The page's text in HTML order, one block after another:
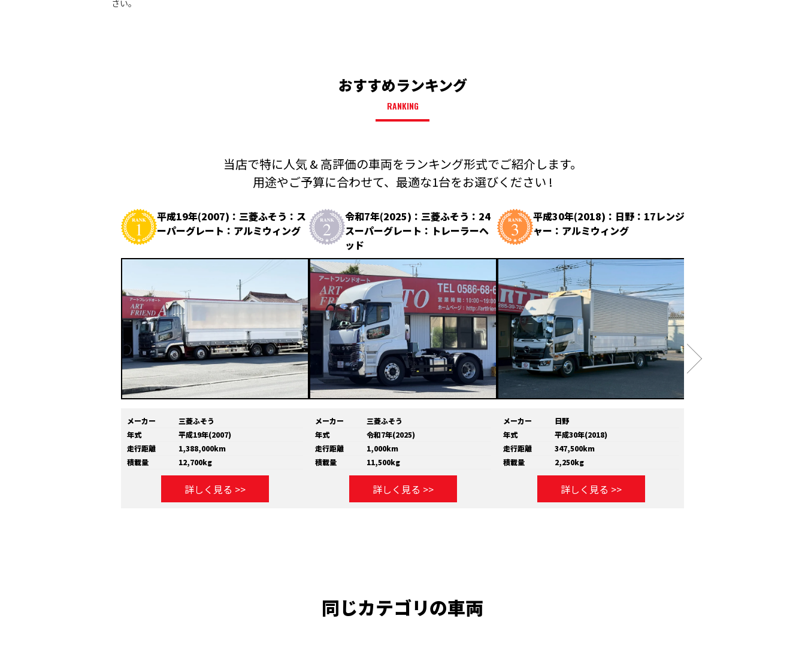
さい。
おすすめランキング
RANKING
当店で特に人気 & 高評価の車両をランキング形式でご紹介します。
用途やご予算に合わせて、 最適な1台をお選びください !
平成19年(2007)：三菱ふそう：ス
ーパーグレート：アルミウィング
メーカー
三菱ふそう
年式
平成19年(2007)
走行距離
1,388,000km
積載量
12,700kg
詳しく見る >>
令和7年(2025)：三菱ふそう：24
スーパーグレート：トレーラーヘ
ッド
メーカー
三菱ふそう
年式
令和7年(2025)
走行距離
1,000km
積載量
11,500kg
詳しく見る >>
平成30年(2018)：日野：17レンジ
ャー：アルミウィング
メーカー
日野
年式
平成30年(2018)
走行距離
347,500km
積載量
2,250kg
詳しく見る >>
同じカテゴリの車両